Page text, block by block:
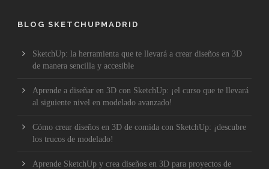
BLOG SKETCHUPMADRID
SketchUp: la herramienta que te llevará a crear diseños en 3D
de manera sencilla y accesible
Aprende a diseñar en 3D con SketchUp: ¡el curso que te llevará
al siguiente nivel en modelado avanzado!
Cómo crear diseños en 3D de comida con SketchUp: ¡descubre
los trucos de modelado!
Aprende SketchUp y crea diseños en 3D para proyectos de